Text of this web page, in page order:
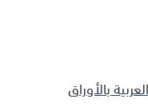
بالأوراق